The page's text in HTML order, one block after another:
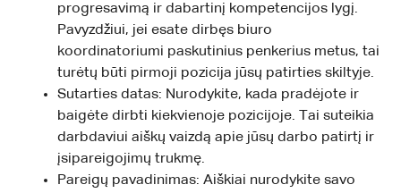
progresavimą ir dabartinį kompetencijos lygį.
Pavyzdžiui, jei esate dirbęs biuro
koordinatoriumi paskutinius penkerius metus, tai
turėtų būti pirmoji pozicija jūsų patirties skiltyje.
Sutarties datas: Nurodykite, kada pradėjote ir
baigėte dirbti kiekvienoje pozicijoje. Tai suteikia
darbdaviui aiškų vaizdą apie jūsų darbo patirtį ir
įsipareigojimų trukmę.
Pareigų pavadinimas: Aiškiai nurodykite savo